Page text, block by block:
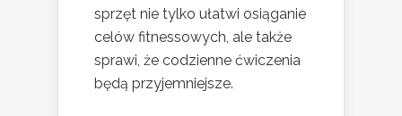
sprzęt nie tylko ułatwi osiąganie
celów fitnessowych, ale także
sprawi, że codzienne ćwiczenia
będą przyjemniejsze.